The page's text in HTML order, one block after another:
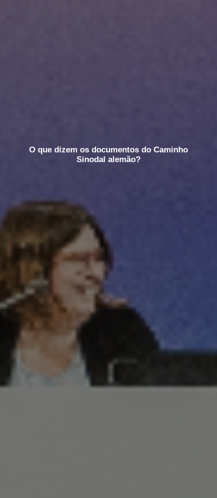
O que dizem os documentos do Caminho
Sinodal alemão?